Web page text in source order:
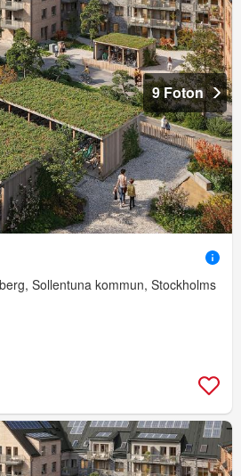
9 Foton
Sollentuna kommun, Stockholms